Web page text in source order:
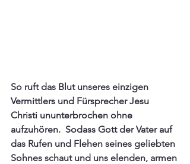
So ruft das Blut unseres einzigen
Vermittlers und Fürsprecher Jesu
Christi ununterbrochen ohne
aufzuhören.  Sodass Gott der Vater auf
das Rufen und Flehen seines geliebten
Sohnes schaut und uns elenden, armen